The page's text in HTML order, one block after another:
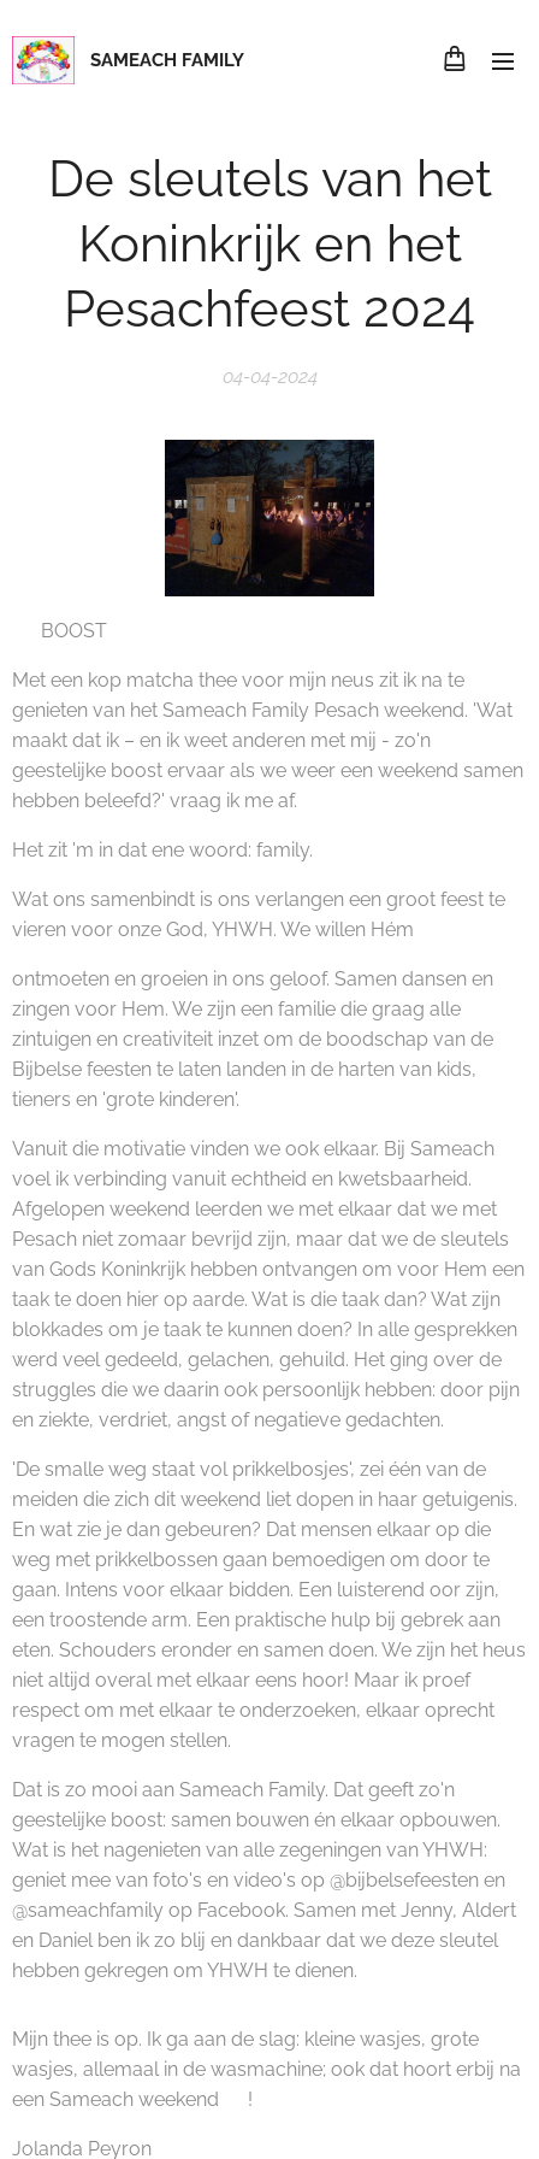
SAMEACH FAMILY
De sleutels van het
Koninkrijk en het
Pesachfeest 2024
04-04-2024
👑 BOOST
Met een kop matcha thee voor mijn neus zit ik na te
genieten van het Sameach Family Pesach weekend. 'Wat
maakt dat ik – en ik weet anderen met mij - zo'n
geestelijke boost ervaar als we weer een weekend samen
hebben beleefd?' vraag ik me af.
Het zit 'm in dat ene woord: family.
Wat ons samenbindt is ons verlangen een groot feest te
vieren voor onze God, YHWH. We willen Hém
ontmoeten en groeien in ons geloof. Samen dansen en
zingen voor Hem. We zijn een familie die graag alle
zintuigen en creativiteit inzet om de boodschap van de
Bijbelse feesten te laten landen in de harten van kids,
tieners en 'grote kinderen'.
Vanuit die motivatie vinden we ook elkaar. Bij Sameach
voel ik verbinding vanuit echtheid en kwetsbaarheid.
Afgelopen weekend leerden we met elkaar dat we met
Pesach niet zomaar bevrijd zijn, maar dat we de sleutels
van Gods Koninkrijk hebben ontvangen om voor Hem een
taak te doen hier op aarde. Wat is die taak dan? Wat zijn
blokkades om je taak te kunnen doen? In alle gesprekken
werd veel gedeeld, gelachen, gehuild. Het ging over de
struggles die we daarin ook persoonlijk hebben: door pijn
en ziekte, verdriet, angst of negatieve gedachten.
'De smalle weg staat vol prikkelbosjes', zei één van de
meiden die zich dit weekend liet dopen in haar getuigenis.
En wat zie je dan gebeuren? Dat mensen elkaar op die
weg met prikkelbossen gaan bemoedigen om door te
gaan. Intens voor elkaar bidden. Een luisterend oor zijn,
een troostende arm. Een praktische hulp bij gebrek aan
eten. Schouders eronder en samen doen. We zijn het heus
niet altijd overal met elkaar eens hoor! Maar ik proef
respect om met elkaar te onderzoeken, elkaar oprecht
vragen te mogen stellen.
Dat is zo mooi aan Sameach Family. Dat geeft zo'n
geestelijke boost: samen bouwen én elkaar opbouwen.
Wat is het nagenieten van alle zegeningen van YHWH:
geniet mee van foto's en video's op @bijbelsefeesten en
@sameachfamily op Facebook. Samen met Jenny, Aldert
en Daniel ben ik zo blij en dankbaar dat we deze sleutel
hebben gekregen om YHWH te dienen.
Mijn thee is op. Ik ga aan de slag: kleine wasjes, grote
wasjes, allemaal in de wasmachine; ook dat hoort erbij na
een Sameach weekend 😅!
Jolanda Peyron